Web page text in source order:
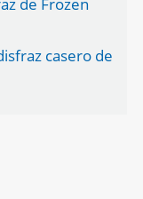
casero de